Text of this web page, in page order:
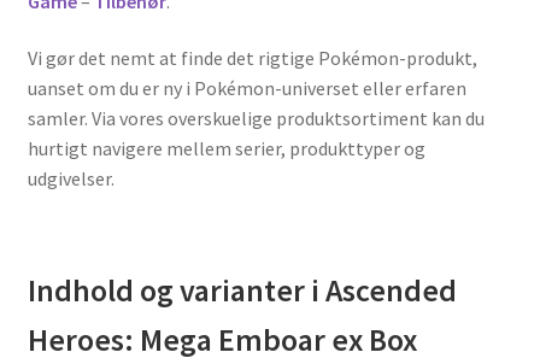
Vi gør det nemt at finde det rigtige Pokémon-produkt,
uanset om du er ny i Pokémon-universet eller erfaren
samler. Via vores overskuelige produktsortiment kan du
hurtigt navigere mellem serier, produkttyper og
udgivelser.
Indhold og varianter i Ascended
Heroes: Mega Emboar ex Box